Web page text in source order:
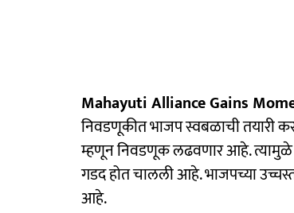
Mahayuti Alliance Gains
निवडणूकीत भाजप स्वबळाची तयारी
म्हणून निवडणूक लढवणार आहे. त्यामुळे
गडद होत चालली आहे. भाजपच्या
आहे.